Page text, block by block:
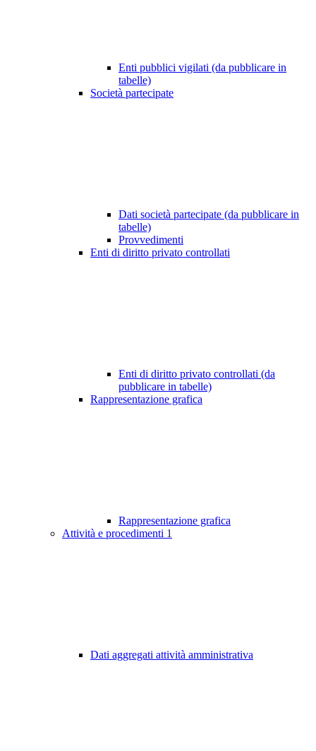
Enti pubblici vigilati (da pubblicare in
tabelle)
Società partecipate
Dati società partecipate (da pubblicare in
tabelle)
Provvedimenti
Enti di diritto privato controllati
Enti di diritto privato controllati (da
pubblicare in tabelle)
Rappresentazione grafica
Rappresentazione grafica
Attività e procedimenti 1
Dati aggregati attività amministrativa